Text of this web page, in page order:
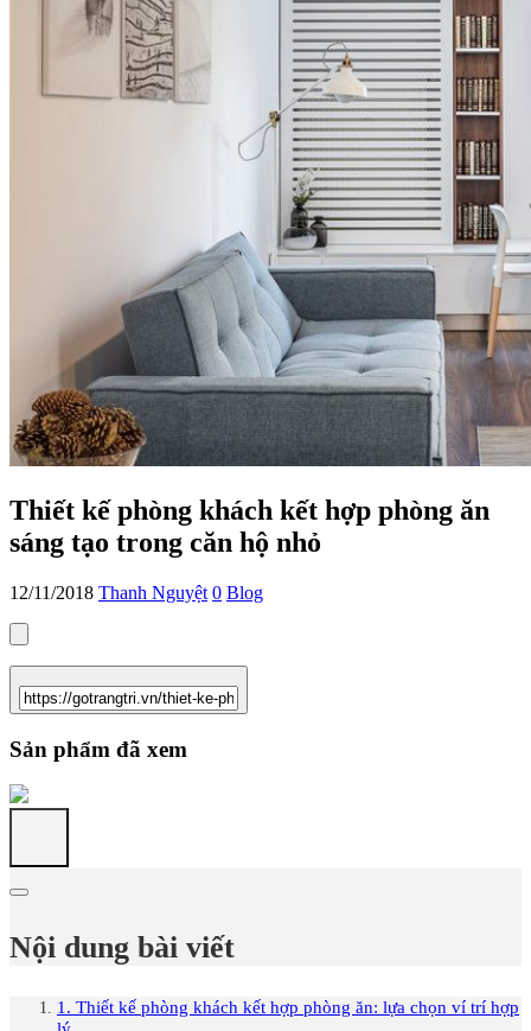
Thiết kế phòng khách kết hợp phòng ăn
sáng tạo trong căn hộ nhỏ
12/11/2018 Thanh Nguyệt 0 Blog
Sản phẩm đã xem
Nội dung bài viết
1. Thiết kế phòng khách kết hợp phòng ăn: lựa chọn ví trí hợp